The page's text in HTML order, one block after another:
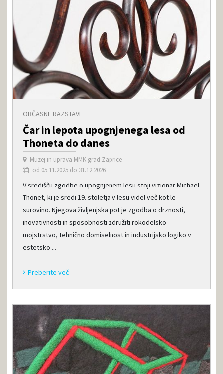
OBČASNE RAZSTAVE
Čar in lepota upognjenega lesa od
Thoneta do danes
Muzej in uprava MMK grad Zaprice
od 05.11.2025 do 31.12.2026
V središču zgodbe o upognjenem lesu stoji vizionar Michael
Thonet, ki je sredi 19. stoletja v lesu videl več kot le
surovino. Njegova življenjska pot je zgodba o drznosti,
inovativnosti in sposobnosti združiti rokodelsko
mojstrstvo, tehnično domiselnost in industrijsko logiko v
estetsko ...
Preberite več